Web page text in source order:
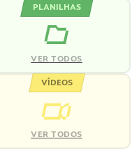
PLANILHAS
VER TODOS
VÍDEOS
VER TODOS